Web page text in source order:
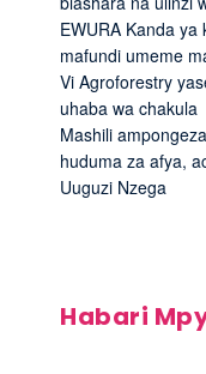
EWURA Kanda
mafundi umeme
Vi Agroforestry
uhaba wa chakula
Mashili
huduma za afya,
Uuguzi Nzega
Habari